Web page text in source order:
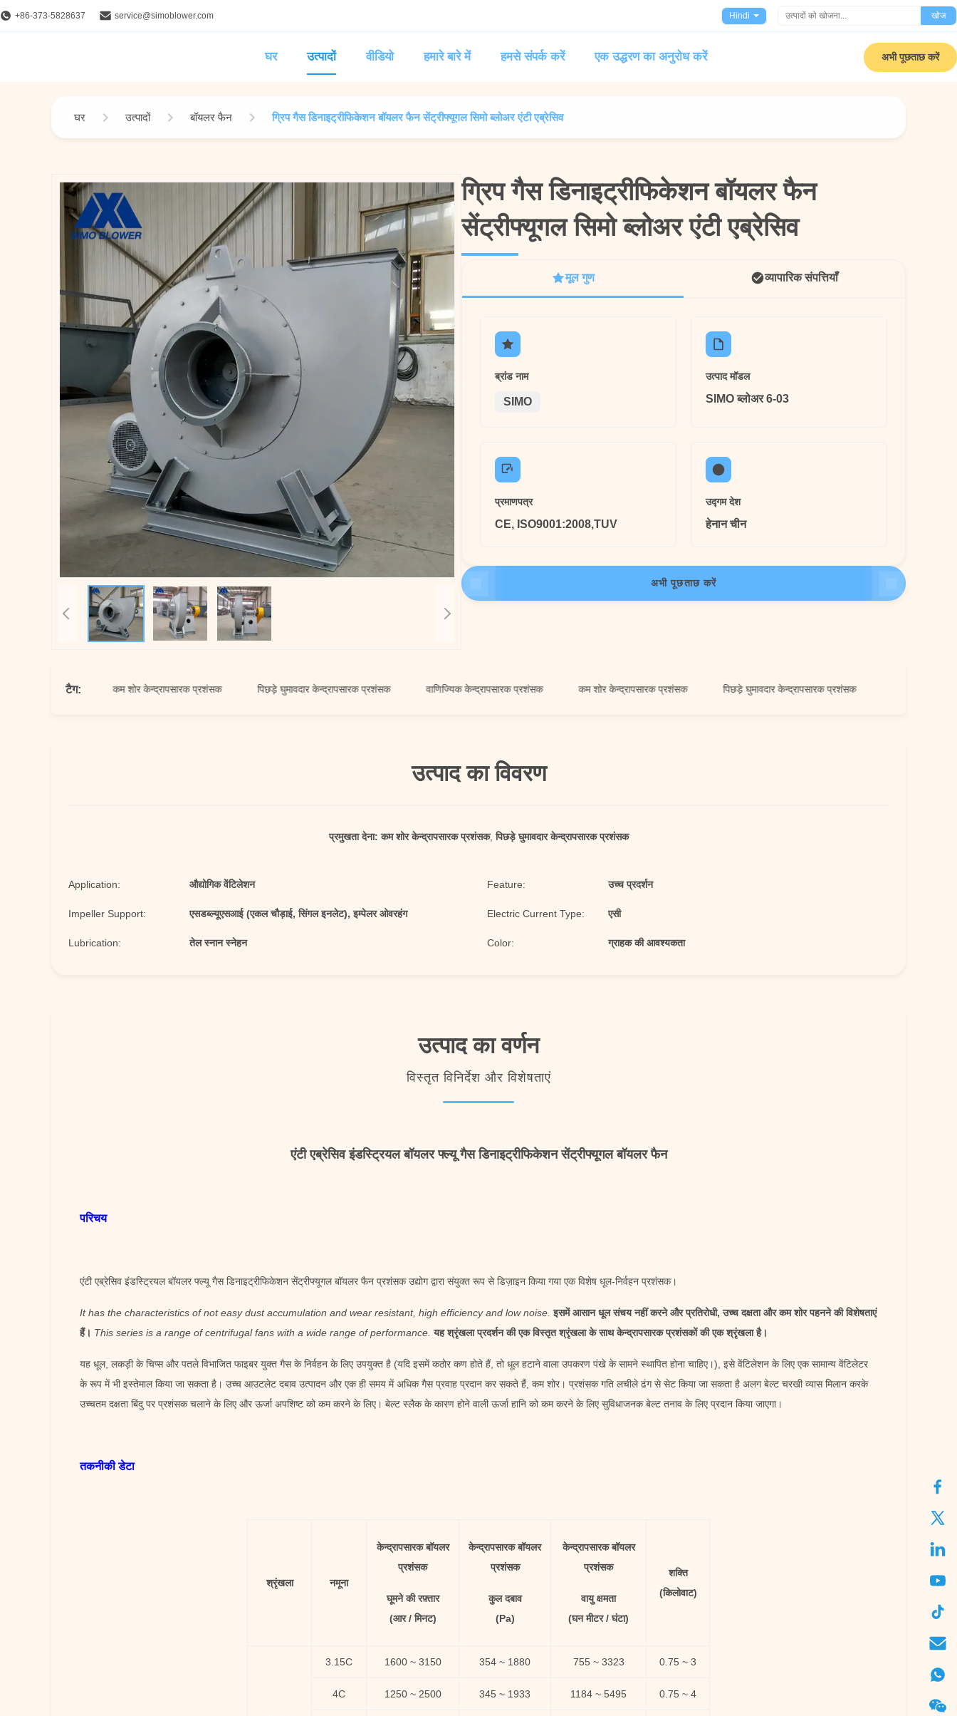
+86-373-5828637 service@simoblower.com Hindi खोज
घर उत्पादों वीडियो हमारे बारे में हमसे संपर्क करें एक उद्धरण का अनुरोध करें अभी पूछताछ करें
घर उत्पादों बॉयलर फैन ग्रिप गैस डिनाइट्रीफिकेशन बॉयलर फैन सेंट्रीफ्यूगल सिमो ब्लोअर एंटी एब्रेसिव
ग्रिप गैस डिनाइट्रीफिकेशन बॉयलर फैन
सेंट्रीफ्यूगल सिमो ब्लोअर एंटी एब्रेसिव
ग्रिप गैस डिनाइट्रीफिकेशन बॉयलर फैन
सेंट्रीफ्यूगल सिमो ब्लोअर एंटी एब्रेसिव
मूल गुण व्यापारिक संपत्तियाँ
ब्रांड नाम
SIMO
उत्पाद मॉडल
SIMO ब्लोअर 6-03
प्रमाणपत्र
CE, ISO9001:2008,TUV
उद्गम देश
हेनान चीन
अभी पूछताछ करें
टैग: कम शोर केन्द्रापसारक प्रशंसक पिछड़े घुमावदार केन्द्रापसारक प्रशंसक वाणिज्यिक केन्द्रापसारक प्रशंसक कम शोर केन्द्रापसारक प्रशंसक पिछड़े घुमावदार केन्द्रापसारक प्रशंसक
उत्पाद का विवरण
प्रमुखता देना: कम शोर केन्द्रापसारक प्रशंसक,पिछड़े घुमावदार केन्द्रापसारक प्रशंसक
Application: औद्योगिक वेंटिलेशन Feature: उच्च प्रदर्शन
Impeller Support: एसडब्ल्यूएसआई (एकल चौड़ाई, सिंगल इनलेट), इम्पेलर ओवरहंग Electric Current Type: एसी
Lubrication: तेल स्नान स्नेहन Color: ग्राहक की आवश्यकता
उत्पाद का वर्णन
विस्तृत विनिर्देश और विशेषताएं
एंटी एब्रेसिव इंडस्ट्रियल बॉयलर फ्ल्यू गैस डिनाइट्रीफिकेशन सेंट्रीफ्यूगल बॉयलर फैन
परिचय
एंटी एब्रेसिव इंडस्ट्रियल बॉयलर फ्ल्यू गैस डिनाइट्रीफिकेशन सेंट्रीफ्यूगल बॉयलर फैन प्रशंसक उद्योग द्वारा संयुक्त रूप से डिज़ाइन किया गया एक विशेष धूल-निर्वहन प्रशंसक।
It has the characteristics of not easy dust accumulation and wear resistant, high efficiency and low noise. इसमें आसान धूल संचय नहीं करने और प्रतिरोधी, उच्च दक्षता और कम शोर पहनने की विशेषताएं
हैं। This series is a range of centrifugal fans with a wide range of performance. यह श्रृंखला प्रदर्शन की एक विस्तृत श्रृंखला के साथ केन्द्रापसारक प्रशंसकों की एक श्रृंखला है।
यह धूल, लकड़ी के चिप्स और पतले विभाजित फाइबर युक्त गैस के निर्वहन के लिए उपयुक्त है (यदि इसमें कठोर कण होते हैं, तो धूल हटाने वाला उपकरण पंखे के सामने स्थापित होना चाहिए।), इसे वेंटिलेशन के लिए एक सामान्य वेंटिलेटर
के रूप में भी इस्तेमाल किया जा सकता है। उच्च आउटलेट दबाव उत्पादन और एक ही समय में अधिक गैस प्रवाह प्रदान कर सकते हैं, कम शोर। प्रशंसक गति लचीले ढंग से सेट किया जा सकता है अलग बेल्ट चरखी व्यास मिलान करके
उच्चतम दक्षता बिंदु पर प्रशंसक चलाने के लिए और ऊर्जा अपशिष्ट को कम करने के लिए। बेल्ट स्लैक के कारण होने वाली ऊर्जा हानि को कम करने के लिए सुविधाजनक बेल्ट तनाव के लिए प्रदान किया जाएगा।
तकनीकी डेटा
श्रृंखला नमूना
केन्द्रापसारक बॉयलर
प्रशंसक
घूमने की रफ़्तार
(आर / मिनट)
केन्द्रापसारक बॉयलर
प्रशंसक
कुल दबाव
(Pa)
केन्द्रापसारक बॉयलर
प्रशंसक
वायु क्षमता
(घन मीटर / घंटा)
शक्ति
(किलोवाट)
3.15C 1600 ~ 3150 354 ~ 1880 755 ~ 3323 0.75 ~ 3
4C 1250 ~ 2500 345 ~ 1933 1184 ~ 5495 0.75 ~ 4